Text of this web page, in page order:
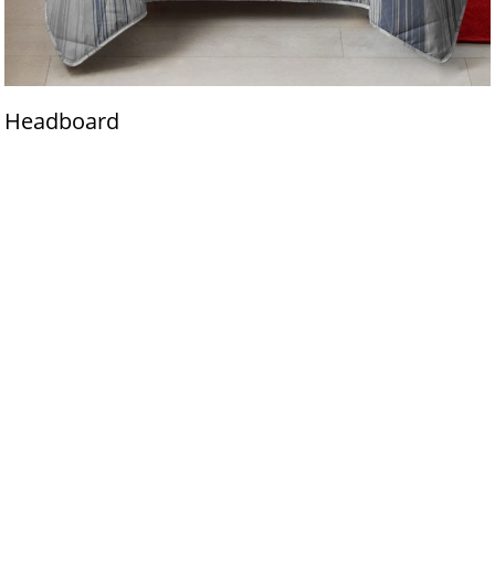
Headboard